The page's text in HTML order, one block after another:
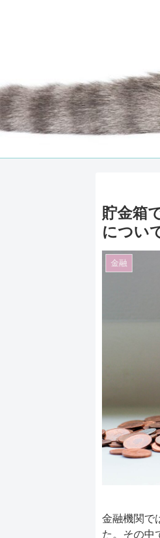
貯金箱
につい
金融
金融機関で
た。その中